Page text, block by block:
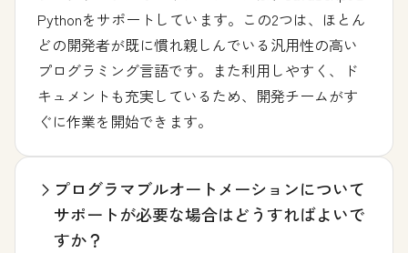
Pythonをサポートしています。この2つは、ほとん
どの開発者が既に慣れ親しんでいる汎用性の高い
プログラミング言語です。また利用しやすく、ド
キュメントも充実しているため、開発チームがす
ぐに作業を開始できます。
プログラマブルオートメーションについて
サポートが必要な場合はどうすればよいで
すか？